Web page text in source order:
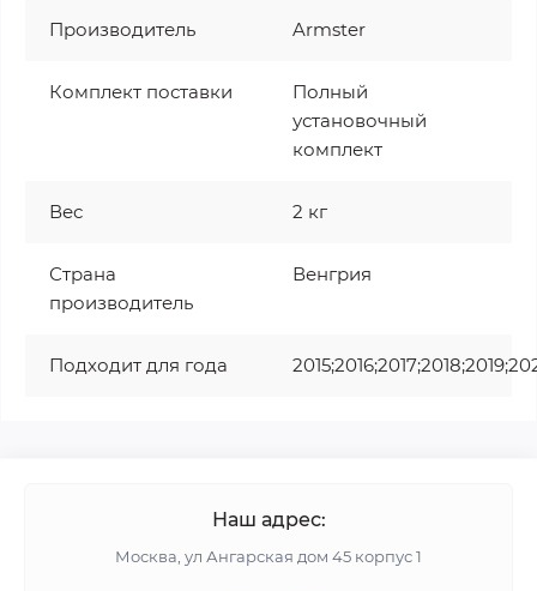
Производитель Armster
Комплект поставки
Полный
установочный
комплект
Вес 2 кг
Страна
производитель
Венгрия
Подходит для года
Наш адрес:
Москва, ул Ангарская дом 45 корпус 1